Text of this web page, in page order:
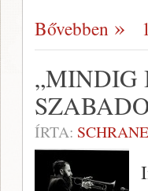
Bővebben
„MINDIG
ÍRTA: